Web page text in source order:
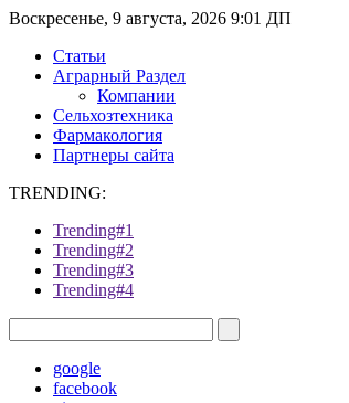
Воскресенье, 9 августа, 2026 9:01 ДП
Статьи
Аграрный Раздел
Компании
Сельхозтехника
Фармакология
Партнеры сайта
TRENDING:
Trending#1
Trending#2
Trending#3
Trending#4
google
facebook